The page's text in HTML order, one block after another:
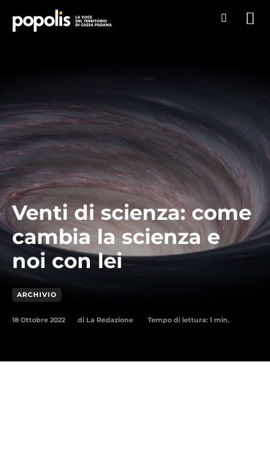
Venti di scienza: come
cambia la scienza e
noi con lei
ARCHIVIO
18 Ottobre 2022 di La Redazione Tempo di lettura: 1 min.